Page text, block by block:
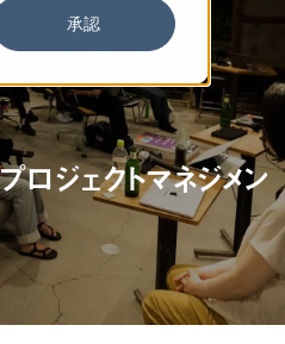
承認
ロジェクトマネジメン